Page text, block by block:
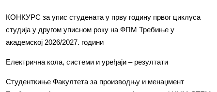
КОНКУРС за упис студената у прву годину првог циклуса
студија у другом уписном року на ФПМ Требиње у
академској 2026/2027. години
Електрична кола, системи и уређаји – резултати
Студенткиње Факултета за производњу и менаџмент